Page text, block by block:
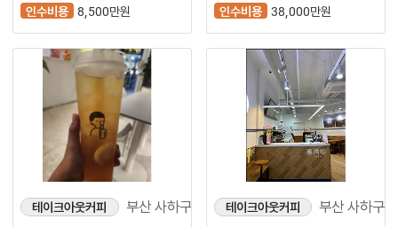
인수비용 8,500만원
인수비용 38,000만원
테이크아웃커피 부산 사하구 테이크아웃커피 부산 사하구